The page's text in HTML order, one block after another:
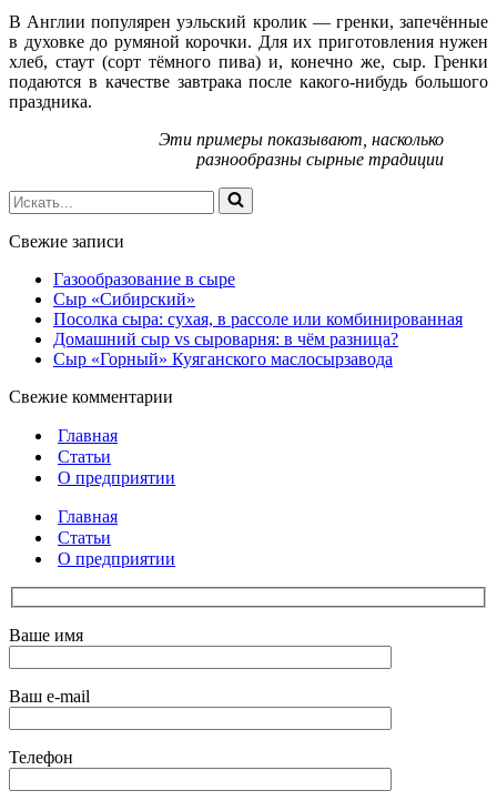
В Англии популярен уэльский кролик — гренки, запечённые
в духовке до румяной корочки. Для их приготовления нужен
хлеб, стаут (сорт тёмного пива) и, конечно же, сыр. Гренки
подаются в качестве завтрака после какого-нибудь большого
праздника.
Эти примеры показывают, насколько
разнообразны сырные традиции
Искать...
Свежие записи
Газообразование в сыре
Сыр «Сибирский»
Посолка сыра: сухая, в рассоле или комбинированная
Домашний сыр vs сыроварня: в чём разница?
Сыр «Горный» Куяганского маслосырзавода
Свежие комментарии
Главная
Статьи
О предприятии
Главная
Статьи
О предприятии
Ваше имя
Ваш e-mail
Телефон